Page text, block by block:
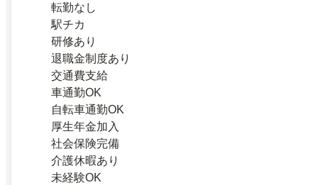
転勤なし
駅チカ
研修あり
退職金制度あり
交通費支給
車通勤OK
自転車通勤OK
厚生年金加入
社会保険完備
介護休暇あり
未経験OK